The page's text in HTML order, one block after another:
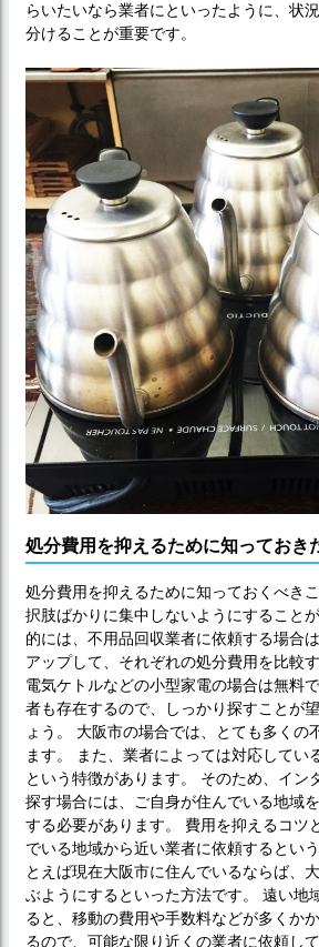
らいたいなら業者にといったように、状
分けることが重要です。
処分費用を抑えるために知っておき
処分費用を抑えるために知っておくべき
択肢ばかりに集中しないようにすること
的には、不用品回収業者に依頼する場合
アップして、それぞれの処分費用を比較
電気ケトルなどの小型家電の場合は無料
者も存在するので、しっかり探すことが
ょう。 大阪市の場合では、とても多くの
ます。 また、業者によっては対応してい
という特徴があります。 そのため、イン
探す場合には、ご自身が住んでいる地域
する必要があります。 費用を抑えるコツ
でいる地域から近い業者に依頼するとい
とえば現在大阪市に住んでいるならば、
ぶようにするといった方法です。 遠い地
ると、移動の費用や手数料などが多くか
るので、可能な限り近くの業者に依頼し